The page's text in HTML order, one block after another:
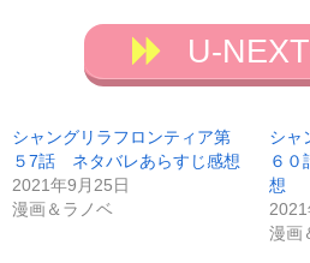
U-
シャングリラフロンティア第
５7話 ネタバレあらすじ感想
2021年9月25日
漫画＆ラノベ
シャ
６
想
2021
漫画